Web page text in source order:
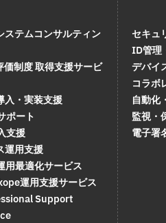
ステムコンサルティン
価制度 取得支援サービ
入・実装支援
ポート
支援
運用支援
用最適化サービス
運用支援サービス
Support
セキュ
ID管理
デバイ
コラボ
自動化
監視・
電子署